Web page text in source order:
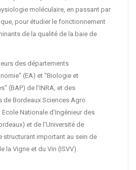
moléculaire, en passant par
pour étudier le fonctionnement
de la qualité de la baie de
des départements
(EA) et "Biologie et
(BAP) de l’INRA, et des
de Bordeaux Sciences Agro
Ecole Nationale d’Ingénieur des
et de l'Université de
structurant important au sein de
la Vigne et du Vin (ISVV).